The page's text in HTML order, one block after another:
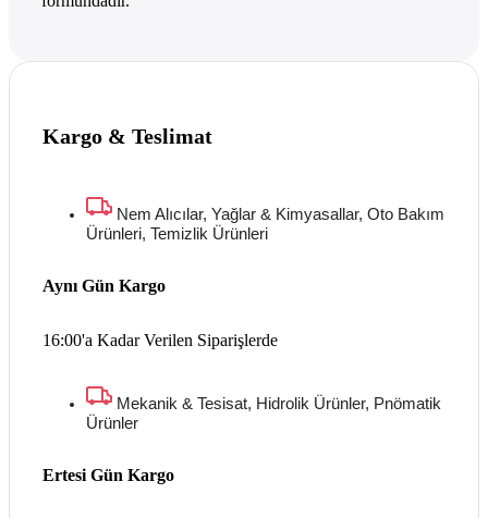
Kargo & Teslimat
Nem Alıcılar, Yağlar & Kimyasallar, Oto Bakım
Ürünleri, Temizlik Ürünleri
16:00'a Kadar Verilen Siparişlerde
Aynı Gün Kargo
Mekanik & Tesisat, Hidrolik Ürünler, Pnömatik
Ürünler
Ertesi Gün Kargo